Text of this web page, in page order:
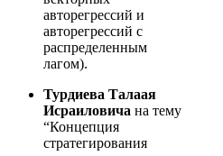
авторегрессий и
авторегрессий с
распределенным
лагом).
Турдиева Талаая
Исраиловича на тему
“Концепция
стратегирования